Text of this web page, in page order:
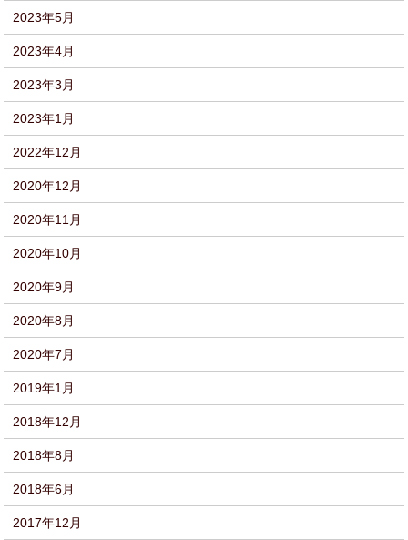
2023年5月
2023年4月
2023年3月
2023年1月
2022年12月
2020年12月
2020年11月
2020年10月
2020年9月
2020年8月
2020年7月
2019年1月
2018年12月
2018年8月
2018年6月
2017年12月